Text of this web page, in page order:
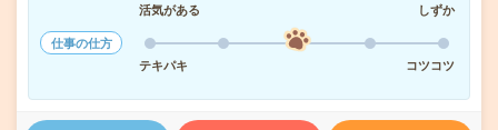
活気がある
しずか
仕事の仕方
テキパキ
コツコツ